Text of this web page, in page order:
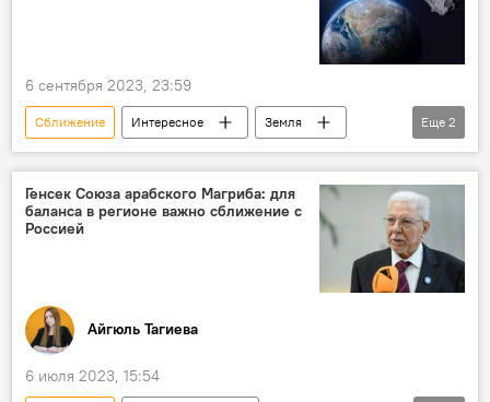
6 сентября 2023, 23:59
Сближение Интересное
Земля
NASA
Угроза
Еще 2
Генсек Союза арабского Магриба: для
баланса в регионе важно сближение с
Россией
Айгюль Тагиева
6 июля 2023, 15:54